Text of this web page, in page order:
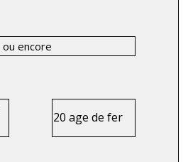
ou encore
20 age de fer